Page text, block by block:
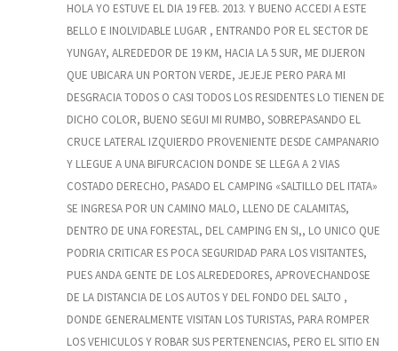
HOLA YO ESTUVE EL DIA 19 FEB. 2013. Y BUENO ACCEDI A ESTE
BELLO E INOLVIDABLE LUGAR , ENTRANDO POR EL SECTOR DE
YUNGAY, ALREDEDOR DE 19 KM, HACIA LA 5 SUR, ME DIJERON
QUE UBICARA UN PORTON VERDE, JEJEJE PERO PARA MI
DESGRACIA TODOS O CASI TODOS LOS RESIDENTES LO TIENEN DE
DICHO COLOR, BUENO SEGUI MI RUMBO, SOBREPASANDO EL
CRUCE LATERAL IZQUIERDO PROVENIENTE DESDE CAMPANARIO
Y LLEGUE A UNA BIFURCACION DONDE SE LLEGA A 2 VIAS
COSTADO DERECHO, PASADO EL CAMPING «SALTILLO DEL ITATA»
SE INGRESA POR UN CAMINO MALO, LLENO DE CALAMITAS,
DENTRO DE UNA FORESTAL, DEL CAMPING EN SI,, LO UNICO QUE
PODRIA CRITICAR ES POCA SEGURIDAD PARA LOS VISITANTES,
PUES ANDA GENTE DE LOS ALREDEDORES, APROVECHANDOSE
DE LA DISTANCIA DE LOS AUTOS Y DEL FONDO DEL SALTO ,
DONDE GENERALMENTE VISITAN LOS TURISTAS, PARA ROMPER
LOS VEHICULOS Y ROBAR SUS PERTENENCIAS, PERO EL SITIO EN